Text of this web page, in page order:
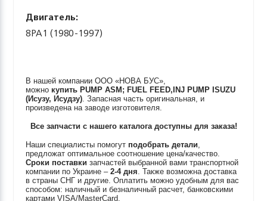
Двигатель:
8PA1 (1980-1997)
В нашей компании ООО «НОВА БУС»,
можно купить PUMP ASM; FUEL FEED,INJ PUMP ISUZU
(Исузу, Исудзу). Запасная часть оригинальная, и
произведена на заводе изготовителя.
Все запчасти с нашего каталога доступны для заказа!
Наши специалисты помогут подобрать детали,
предложат оптимальное соотношение цена/качество.
Сроки поставки запчастей выбранной вами транспортной
компании по Украине –2-4 дня. Также возможна доставка
в страны СНГ и другие. Оплатить можно удобным для вас
способом: наличный и безналичный расчет, банковскими
картами VISA/MasterCard.